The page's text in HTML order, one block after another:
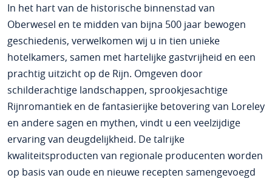
In het hart van de historische binnenstad van
Oberwesel en te midden van bijna 500 jaar bewogen
geschiedenis, verwelkomen wij u in tien unieke
hotelkamers, samen met hartelijke gastvrijheid en een
prachtig uitzicht op de Rijn. Omgeven door
schilderachtige landschappen, sprookjesachtige
Rijnromantiek en de fantasierijke betovering van Loreley
en andere sagen en mythen, vindt u een veelzijdige
ervaring van deugdelijkheid. De talrijke
kwaliteitsproducten van regionale producenten worden
op basis van oude en nieuwe recepten samengevoegd